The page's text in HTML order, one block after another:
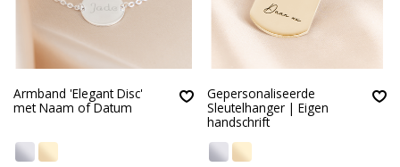
Armband 'Elegant Disc'
met Naam of Datum
Gepersonaliseerde
Sleutelhanger | Eigen
handschrift